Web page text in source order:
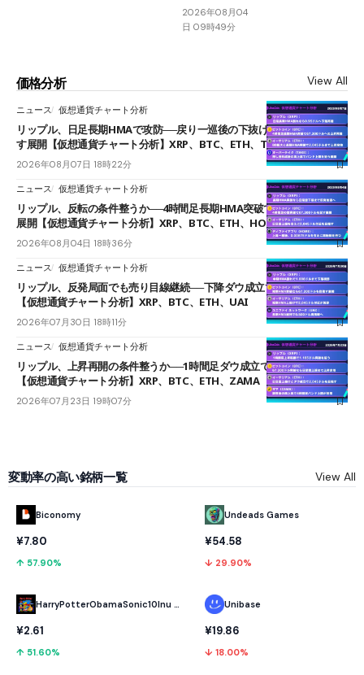
2026年08月04
日 09時49分
価格分析 View All
ニュース 仮想通貨チャート分析
リップル、日足長期HMAで攻防──戻り一巡後の下抜けで0.95ドルを試
す展開【仮想通貨チャート分析】XRP、BTC、ETH、TAKE
2026年08月07日 18時22分
ニュース 仮想通貨チャート分析
リップル、反転の条件整うか──4時間足長期HMA突破で雲下端を目指す
展開【仮想通貨チャート分析】XRP、BTC、ETH、HOME
2026年08月04日 18時36分
ニュース 仮想通貨チャート分析
リップル、反発局面でも売り目線継続──下降ダウ成立で下値追う展開
【仮想通貨チャート分析】XRP、BTC、ETH、UAI
2026年07月30日 18時11分
ニュース 仮想通貨チャート分析
リップル、上昇再開の条件整うか──1時間足ダウ成立で1.185ドルを狙う
【仮想通貨チャート分析】XRP、BTC、ETH、ZAMA
2026年07月23日 19時07分
変動率の高い銘柄一覧 View All
Biconomy
¥7.80
↑ 57.90%
HarryPotterObamaSonic10Inu (ETH)
¥2.61
↑ 51.60%
Undeads Games
¥54.58
↓ 29.90%
Unibase
¥19.86
↓ 18.00%